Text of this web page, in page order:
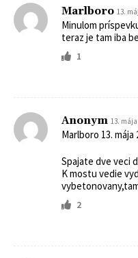
Marlboro 13.
Minulom
teraz je tam iba
1
Anonym 13. mája
Marlboro 13. mája
Spajate dve veci
K mostu vedie
2